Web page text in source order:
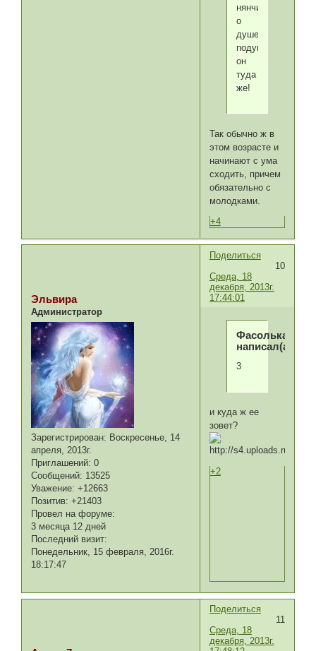
нянчить,да
о
душе
подумывать.А
он
туда
же!
Так обычно ж в
этом возрасте и
начинают с ума
сходить, причем
обязательно с
молодками.
+4
Поделиться
10
Среда, 18
декабря, 2013г.
17:44:01
Эльвира
Администратор
Зарегистрирован: Воскресенье, 14
апреля, 2013г.
Приглашений: 0
Сообщений: 13525
Уважение: +12663
Позитив: +21403
Провел на форуме:
3 месяца 12 дней
Последний визит:
Понедельник, 15 февраля, 2016г.
18:17:47
Фасолька
написал(а):
3
и куда ж ее
зовет?
+2
Поделиться
11
Среда, 18
декабря, 2013г.